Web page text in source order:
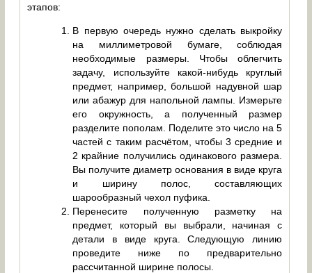
этапов:
В первую очередь нужно сделать выкройку
на миллиметровой бумаге, соблюдая
необходимые размеры. Чтобы облегчить
задачу, используйте какой-нибудь круглый
предмет, например, большой надувной шар
или абажур для напольной лампы. Измерьте
его окружность, а полученный размер
разделите пополам. Поделите это число на 5
частей с таким расчётом, чтобы 3 средние и
2 крайние получились одинакового размера.
Вы получите диаметр основания в виде круга
и ширину полос, составляющих
шарообразный чехол пуфика.
Перенесите полученную разметку на
предмет, который вы выбрали, начиная с
детали в виде круга. Следующую линию
проведите ниже по предварительно
рассчитанной ширине полосы.